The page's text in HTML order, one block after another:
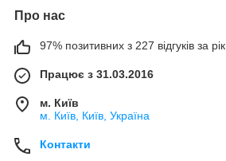
Про нас
97% позитивних з 227 відгуків за рік
Працює з 31.03.2016
м. Київ
м. Київ, Київ, Україна
Контакти